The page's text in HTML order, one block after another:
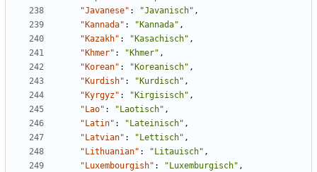
"Javanese" : "Javanisch" ,
"Kannada" : "Kannada" ,
"Kazakh" : "Kasachisch" ,
"Khmer" : "Khmer" ,
"Korean" : "Koreanisch" ,
"Kurdish" : "Kurdisch" ,
"Kyrgyz" : "Kirgisisch" ,
"Lao" : "Laotisch" ,
"Latin" : "Lateinisch" ,
"Latvian" : "Lettisch" ,
"Lithuanian" : "Litauisch" ,
"Luxembourgish" : "Luxemburgisch" ,